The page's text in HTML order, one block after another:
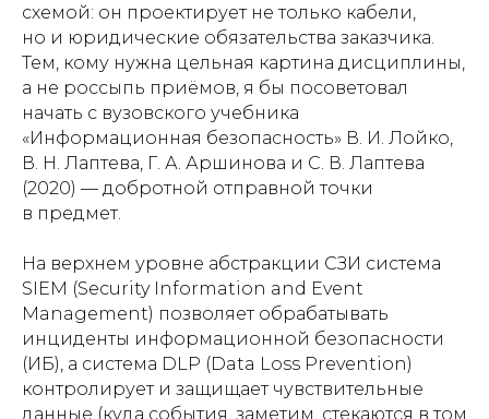
схемой: он проектирует не только кабели,
но и юридические обязательства заказчика.
Тем, кому нужна цельная картина дисциплины,
а не россыпь приёмов, я бы посоветовал
начать с вузовского учебника
«Информационная безопасность» В. И. Лойко,
В. Н. Лаптева, Г. А. Аршинова и С. В. Лаптева
(2020) — добротной отправной точки
в предмет.
На верхнем уровне абстракции СЗИ система
SIEM (Security Information and Event
Management) позволяет обрабатывать
инциденты информационной безопасности
(ИБ), а система DLP (Data Loss Prevention)
контролирует и защищает чувствительные
данные (куда события, заметим, стекаются в том